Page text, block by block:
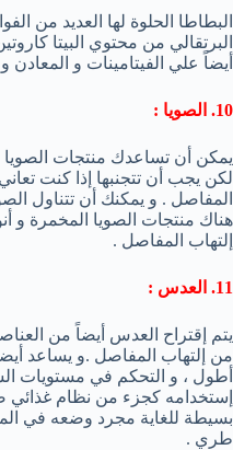
البطاطا الحلوة لها العديد من
البرتقالي من محتوي البيتا
أيضاً علي الفيتامينات و المعادن
10. الصويا :
يمكن أن تساعدك منتجات
لكن يجب أن تتجنبها إذا كنت
المفاصل . و يمكنك أن تتناول
هناك منتجات الصويا المخمرة و
إلتهاب المفاصل .
11. العدس :
يتم إقتراح العدس أيضاً من العناصر
من إلتهاب المفاصل .و يساعد
أطول ، و التحكم في مستويات
إستخدامه كجزء من نظام
بسيطة للغاية مجرد وضعه في
طري .